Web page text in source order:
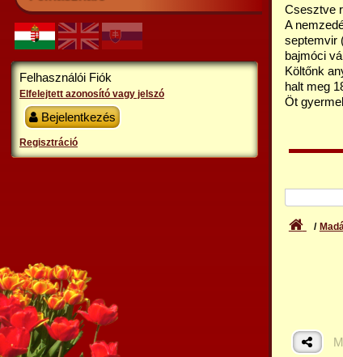
Felhasználói Fiók
Elfelejtett azonosító vagy jelszó
Bejelentkezés
Regisztráció
Csesztve
A
septemvir
bajmóci
Költőnk
halt meg
Öt